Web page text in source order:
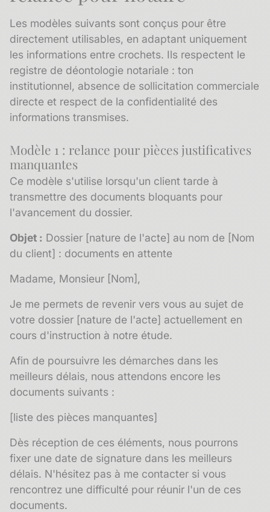
Les modèles suivants sont conçus pour être
directement utilisables, en adaptant uniquement
les informations entre crochets. Ils respectent le
registre de déontologie notariale : ton
institutionnel, absence de sollicitation commerciale
directe et respect de la confidentialité des
informations transmises.
Modèle 1 : relance pour pièces justificatives
manquantes
Ce modèle s'utilise lorsqu'un client tarde à
transmettre des documents bloquants pour
l'avancement du dossier.
Objet : Dossier [nature de l'acte] au nom de [Nom
du client] : documents en attente
Madame, Monsieur [Nom],
Je me permets de revenir vers vous au sujet de
votre dossier [nature de l'acte] actuellement en
cours d'instruction à notre étude.
Afin de poursuivre les démarches dans les
meilleurs délais, nous attendons encore les
documents suivants :
[liste des pièces manquantes]
Dès réception de ces éléments, nous pourrons
fixer une date de signature dans les meilleurs
délais. N'hésitez pas à me contacter si vous
rencontrez une difficulté pour réunir l'un de ces
documents.